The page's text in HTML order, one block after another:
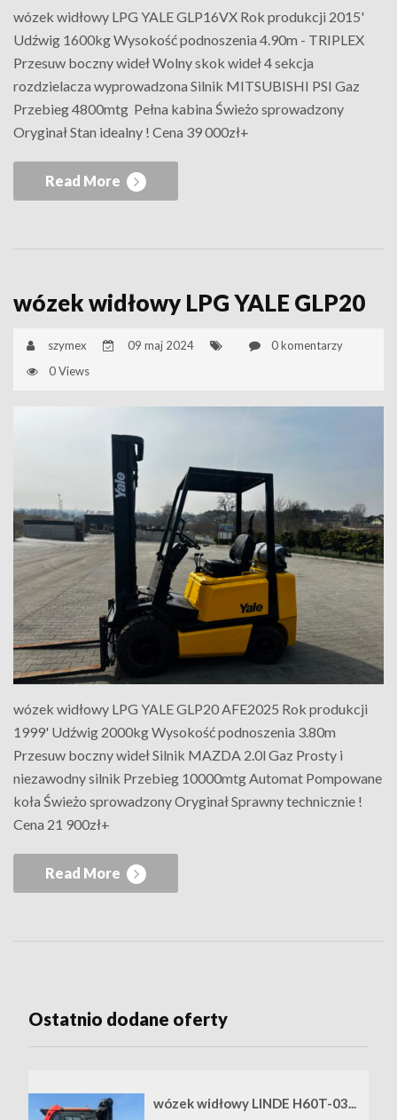
wózek widłowy LPG YALE GLP16VX Rok produkcji 2015'
Udźwig 1600kg Wysokość podnoszenia 4.90m - TRIPLEX
Przesuw boczny wideł Wolny skok wideł 4 sekcja
rozdzielacza wyprowadzona Silnik MITSUBISHI PSI Gaz
Przebieg 4800mtg Pełna kabina Świeżo sprowadzony
Oryginał Stan idealny ! Cena 39 000zł+
Read More
wózek widłowy LPG YALE GLP20
szymex 09 maj 2024
0 komentarzy
0 Views
wózek widłowy LPG YALE GLP20 AFE2025 Rok produkcji
1999' Udźwig 2000kg Wysokość podnoszenia 3.80m
Przesuw boczny wideł Silnik MAZDA 2.0l Gaz Prosty i
niezawodny silnik Przebieg 10000mtg Automat Pompowane
koła Świeżo sprowadzony Oryginał Sprawny technicznie !
Cena 21 900zł+
Read More
Ostatnio dodane oferty
wózek widłowy LINDE H60T-03...